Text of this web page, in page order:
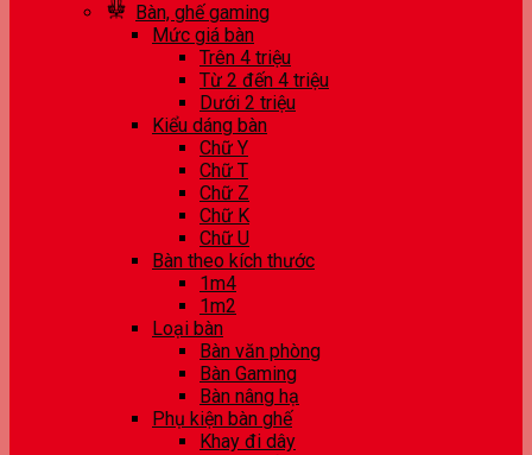
Bàn, ghế gaming
Mức giá bàn
Trên 4 triệu
Từ 2 đến 4 triệu
Dưới 2 triệu
Kiểu dáng bàn
Chữ Y
Chữ T
Chữ Z
Chữ K
Chữ U
Bàn theo kích thước
1m4
1m2
Loại bàn
Bàn văn phòng
Bàn Gaming
Bàn nâng hạ
Phụ kiện bàn ghế
Khay đi dây